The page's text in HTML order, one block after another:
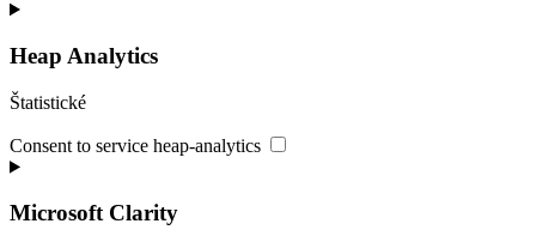
Heap Analytics
Štatistické
Consent to service heap-analytics
Microsoft Clarity